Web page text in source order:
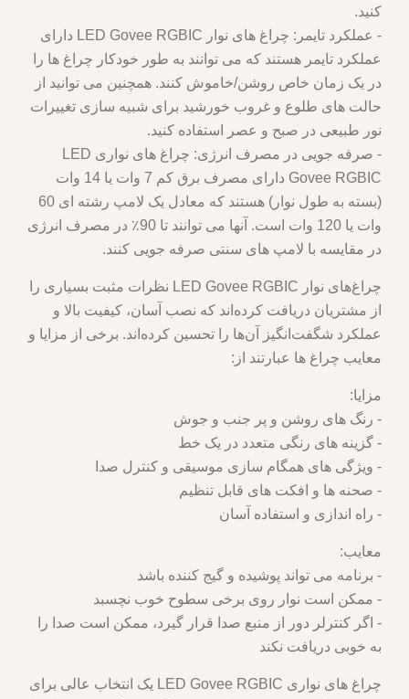
کنید.
- عملکرد تایمر: چراغ های نوار LED Govee RGBIC دارای
عملکرد تایمر هستند که می توانند به طور خودکار چراغ ها را
در یک زمان خاص روشن/خاموش کنند. همچنین می توانید از
حالت های طلوع و غروب خورشید برای شبیه سازی تغییرات
نور طبیعی در صبح و عصر استفاده کنید.
- صرفه جویی در مصرف انرژی: چراغ های نواری LED
Govee RGBIC دارای مصرف برق کم 7 وات یا 14 وات
(بسته به طول نوار) هستند که معادل یک لامپ رشته ای 60
وات یا 120 وات است. آنها می توانند تا 90٪ در مصرف انرژی
در مقایسه با لامپ های سنتی صرفه جویی کنند.
چراغ‌های نوار LED Govee RGBIC نظرات مثبت بسیاری را
از مشتریان دریافت کرده‌اند که نصب آسان، کیفیت بالا و
عملکرد شگفت‌انگیز آن‌ها را تحسین کرده‌اند. برخی از مزایا و
معایب چراغ ها عبارتند از:
مزایا:
- رنگ های روشن و پر جنب و جوش
- گزینه های رنگی متعدد در یک خط
- ویژگی های همگام سازی موسیقی و کنترل صدا
- صحنه ها و افکت های قابل تنظیم
- راه اندازی و استفاده آسان
معایب:
- برنامه می تواند پوشیده و گیج کننده باشد
- ممکن است نوار روی برخی سطوح خوب نچسبد
- اگر کنترلر دور از منبع صدا قرار گیرد، ممکن است صدا را
به خوبی دریافت نکند
چراغ های نواری LED Govee RGBIC یک انتخاب عالی برای